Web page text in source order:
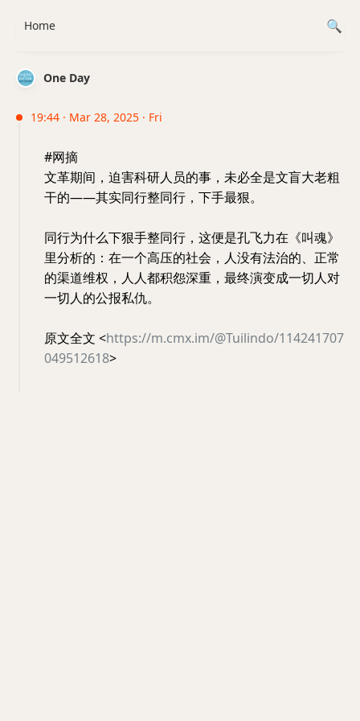
One Day
19:44 · Mar 28, 2025 · Fri
#网摘
文革期间，迫害科研人员的事，未必全是文盲大老粗
干的——其实同行整同行，下手最狠。
同行为什么下狠手整同行，这便是孔飞力在《叫魂》
里分析的：在一个高压的社会，人没有法治的、正常
的渠道维权，人人都积怨深重，最终演变成一切人对
一切人的公报私仇。
原文全文 <https://m.cmx.im/@Tuilindo/114241707
049512618>
Home